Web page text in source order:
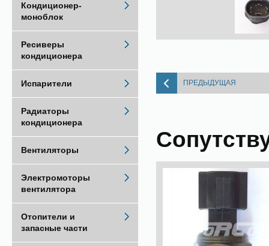
ПРЕДЫДУЩАЯ
Кондиционер-
моноблок
Ресиверы
кондиционера
Испарители
Радиаторы
кондиционера
Вентиляторы
Электромоторы
вентилятора
Отопители и
запасные части